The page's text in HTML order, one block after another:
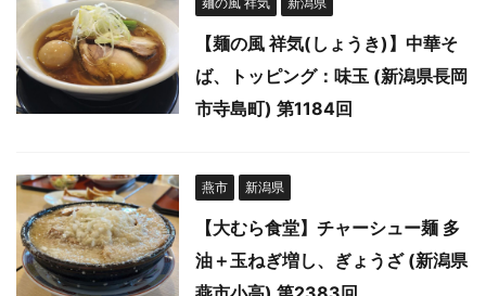
【麺の風 祥気(しょうき)】中華そ
ば、トッピング：味玉 (新潟県長岡
市寺島町) 第1184回
燕市 新潟県
【大むら食堂】チャーシュー麺 多
油＋玉ねぎ増し、ぎょうざ (新潟県